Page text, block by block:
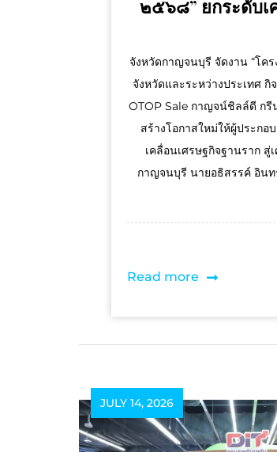
๒๕๖๘” ยกระดับ
จังหวัดกาญจนบุรี จัดงาน “โค
จังหวัดและระหว่างประเทศ
OTOP Sale กาญจน์ชิลล์ดี กรี
สร้างโอกาสใหม่ให้ผู้ประก
เคลื่อนเศรษฐกิจฐานราก
กาญจนบุรี นายอธิสรรค์ อินท
Read more
JULY 14, 2026